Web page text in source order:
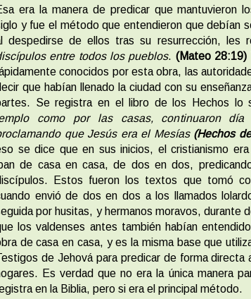
era la manera de predicar que mantuvieron
y fue el método que entendieron que debían
despedirse de ellos tras su resurrección, les
entre todos los pueblos. (Mateo 28:19)
conocidos por esta obra, las
que habían llenado la ciudad con su
Se registra en el libro de los Hechos lo
como por las casas, continuaron
que Jesús era el Mesías (Hechos
se dice que en sus inicios, el cristianismo
de casa en casa, de dos en dos,
Estos fueron los textos que tomó
envió de dos en dos a los llamados
por husitas, y hermanos moravos, durante
los valdenses antes también habían
de casa en casa, y es la misma base que
de Jehová para predicar de forma directa
Es verdad que no era la única manera
en la Biblia, pero si era el principal método.